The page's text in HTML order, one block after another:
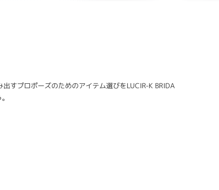
すプロポーズのためのアイテム選びをLUCIR-K BRIDA